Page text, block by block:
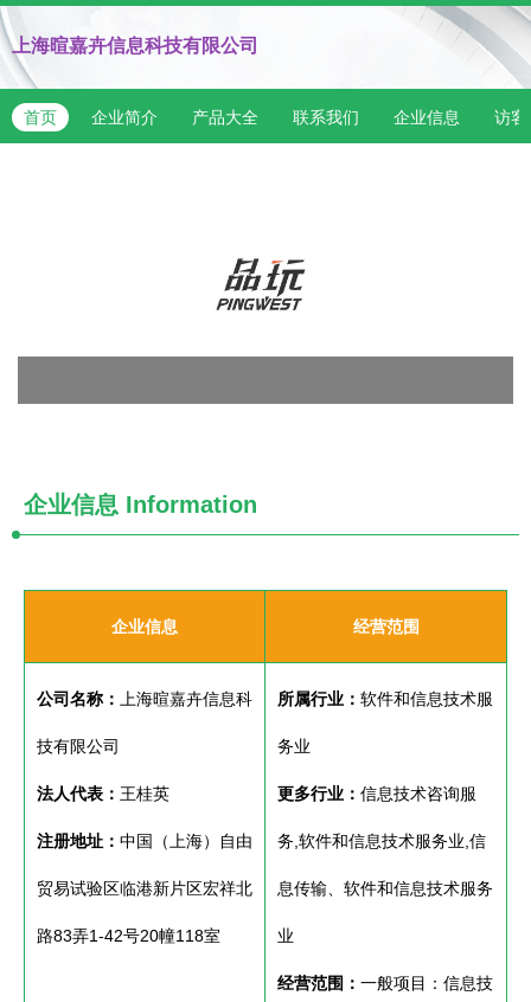
上海暄嘉卉信息科技有限公司
首页 企业简介 产品大全 联系我们 企业信息 访客
企业信息 Information
企业信息 经营范围
公司名称： 上海暄嘉卉信息科
技有限公司
法人代表： 王桂英
注册地址： 中国（上海）自由
贸易试验区临港新片区宏祥北
路83弄1-42号20幢118室
所属行业： 软件和信息技术服
务业
更多行业： 信息技术咨询服
务,软件和信息技术服务业,信
息传输、软件和信息技术服务
业
经营范围： 一般项目：信息技